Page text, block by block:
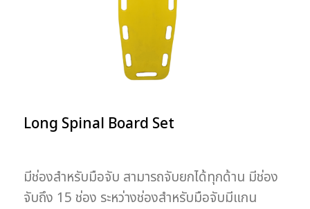
Long Spinal Board Set
มีช่องสำหรับมือจับ สามารถจับยกได้ทุกด้าน มีช่อง
จับถึง 15 ช่อง ระหว่างช่องสำหรับมือจับมีแกน